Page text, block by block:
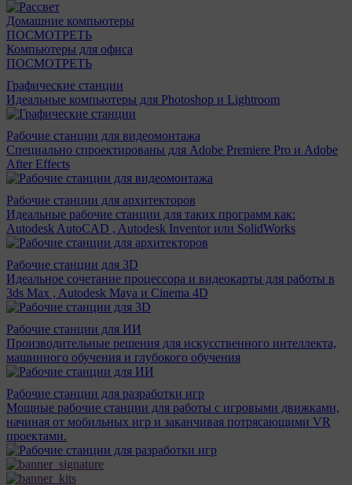
Домашние компьютеры
ПОСМОТРЕТЬ
Компьютеры для офиса
ПОСМОТРЕТЬ
Графические станции
Идеальные компьютеры для Photoshop и Lightroom
Рабочие станции для видеомонтажа
Специально спроектированы для Adobe Premiere Pro и Adobe
After Effects
Рабочие станции для архитекторов
Идеальные рабочие станции для таких программ как:
Autodesk AutoCAD , Autodesk Inventor или SolidWorks
Рабочие станции для 3D
Идеальное сочетание процессора и видеокарты для работы в
3ds Max , Autodesk Maya и Cinema 4D
Рабочие станции для ИИ
Производительные решения для искусственного интеллекта,
машинного обучения и глубокого обучения
Рабочие станции для разработки игр
Мощные рабочие станции для работы с игровыми движками,
начиная от мобильных игр и заканчивая потрясающими VR
проектами.